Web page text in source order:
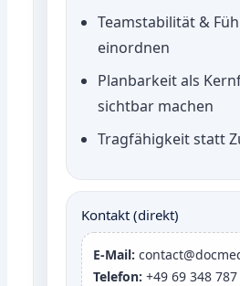
Teamstabilität &
einordnen
Planbarkeit als
sichtbar machen
Tragfähigkeit statt
Kontakt (direkt)
E-Mail:
Telefon: +49 69 348